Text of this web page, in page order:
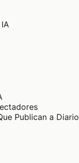
Publican a Diario